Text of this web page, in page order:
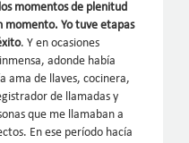
momentos de plenitud
momento. Yo tuve etapas
. Y en ocasiones
adonde había
ama de llaves, cocinera,
de llamadas y
que me llamaban a
En ese período hacía